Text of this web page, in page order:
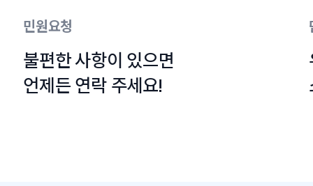
민원요청
불편한 사항이 있으면
언제든 연락 주세요!